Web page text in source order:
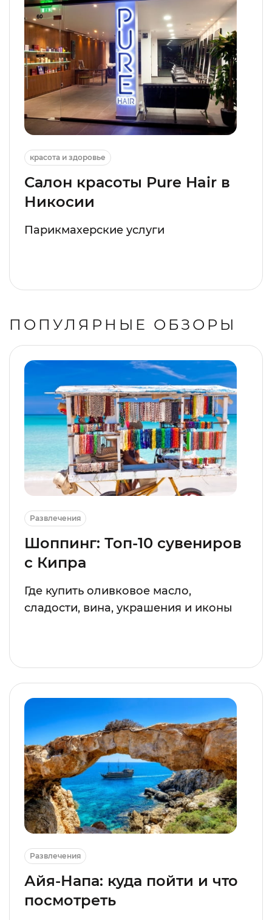
красота и здоровье
Салон красоты Pure Hair в
Никосии
Парикмахерские услуги
ПОПУЛЯРНЫЕ ОБЗОРЫ
Развлечения
Шоппинг: Топ-10 сувениров
с Кипра
Где купить оливковое масло,
сладости, вина, украшения и иконы
Развлечения
Айя-Напа: куда пойти и что
посмотреть